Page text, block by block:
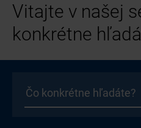
Vitajte v našej
konkrétne